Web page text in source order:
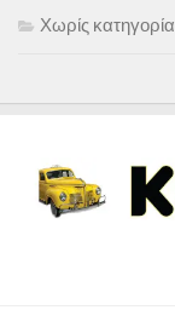
Χωρίς κατηγορία